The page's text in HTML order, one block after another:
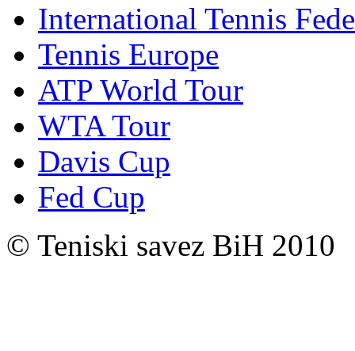
International Tennis
Tennis Europe
ATP World Tour
WTA Tour
Davis Cup
Fed Cup
© Teniski savez BiH 2010